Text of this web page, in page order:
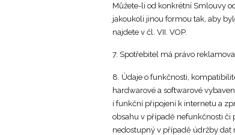
Můžete-li od konkrétní Smlouvy
jakoukoli jinou formou tak, aby
najdete v čl. VII. VOP.
7. Spotřebitel má právo
8. Údaje o funkčnosti,
hardwarové a softwarové
i funkční připojení k internetu a
obsahu v případě nefunkčnosti či
nedostupný v případě údržby dat